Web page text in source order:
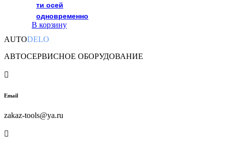
ти осей
одновременно
В корзину
AUTODELO
АВТОСЕРВИСНОЕ ОБОРУДОВАНИЕ

Email
zakaz-tools@ya.ru
